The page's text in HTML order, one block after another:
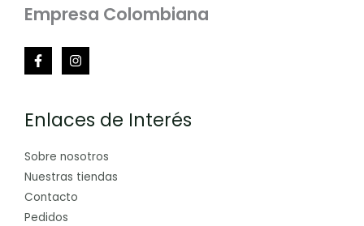
Empresa Colombiana
Enlaces de Interés
Sobre nosotros
Nuestras tiendas
Contacto
Pedidos